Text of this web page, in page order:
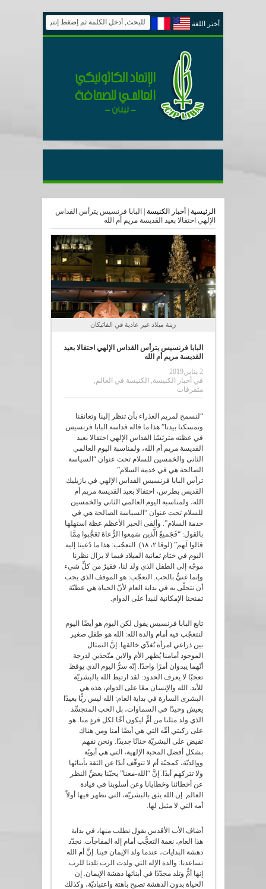
أختر اللغة
الرئيسية أخبار الكنيسة
البابا فرنسيس يترأس القداس
الإلهي احتفالا بعيد القديسة مريم أم الله
زينة ميلاد غير عادية في الفاتيكان
البابا فرنسيس يترأس القداس الإلهي احتفالا بعيد
القديسة مريم أم الله
2 يناير,2019
في أخبار الكنيسة الكنيسة في العالم
متفرقات
“لنسمح لمريم العذراء بأن تنظر إلينا وتعانقنا
وتمسكنا بيدنا” هذا ما قاله قداسة البابا فرنسيس
في عظته مترئسًا القداس الإلهي احتفالا بعيد
القديسة مريم أم الله، ولمناسبة اليوم العالمي
الثاني والخمسين للسلام تحت عنوان “السياسة
الصالحة هي في خدمة السلام”
ترأس البابا فرنسيس القداس الإلهي في بازيليك
القديس بطرس، احتفالا بعيد القديسة مريم أم
الله، ولمناسبة اليوم العالمي الثاني والخمسين
للسلام تحت عنوان “السياسة الصالحة هي في
خدمة السلام”. وألقى الحبر الأعظم عظة استهلها
بالقول: “فَجَميعُ الَّذين سَمِعوا الرُّعاةَ تَعَجَّبوا مِمَّا
قالوا لَهم” (لوقا ٢، ١٨). التعجّب: هذا ما دُعينا إليه
اليوم في ختام ثمانية الميلاد فيما لا يزال نظرنا
موجّه إلى الطفل الذي ولد لنا، فقيرٌ من كلِّ شيء
وإنما غنيٌّ بالحب. التعجّب: هو الموقف الذي يجب
أن نتحلّى به في بداية العام لأنّ الحياة هي عطيّة
تمنحنا الإمكانية لنبدأ على الدوام.
تابع البابا فرنسيس يقول لكن اليوم هو أيضًا اليوم
لنتعجّب فيه أمام والدة الله: الله هو طفل صغير
بين ذراعي امرأة تُغذّي خالقها. إنَّ التمثال
الموجود أمامنا يُظهر الأم والابن متّحدَين لدرجة
أنّهما يبدوان أمرًا واحدًا. إنّه سرُّ اليوم الذي يوقظ
تعجبًا لا يعرف الحدود: لقد ارتبط الله بالبشريّة
للأبد. الله والإنسان معًا على الدوام، هذه هي
البشرى السارة في بداية العام: الله ليس ربًّا بعيدًا
يعيش وحيدًا في السماوات، بل الحب المتجسِّد
الذي ولد مثلنا من أمٍّ ليكون أخًا لكل فردٍ منا. هو
على ركبتي أمِّه التي هي أيضًا أمنا ومن هناك
تفيض على البشريّة حنانًا جديدًا. ونحن نفهم
بشكل أفضل المحبة الإلهية، التي هي أبويّة
ووالديّة، كمحبّة أم لا تتوقّف أبدًا عن الثقة بأبنائها
ولا تتركهم أبدًا. إنَّ “الله-معنا” يحبّنا بغضِّ النظر
عن أخطائنا وخطايانا وعن أسلوبنا في قيادة
العالم. إن الله يثق بالبشريّة، التي تظهر فيها أولاً
أمه التي لا مثيل لها.
أضاف الأب الأقدس يقول نطلب منها، في بداية
هذا العام، نعمة التعجُّب أمام إله المفاجآت. نجدّد
دهشة البدايات، عندما ولد الإيمان فينا. إنَّ أم الله
تساعدنا: والدة الإله التي ولدت الرب تلدنا للرب.
إنها أمٌّ وتلد مجدّدًا في أبنائها دهشة الإيمان. إن
الحياة بدون الدهشة تصبح باهتة واعتياديّة، وكذلك